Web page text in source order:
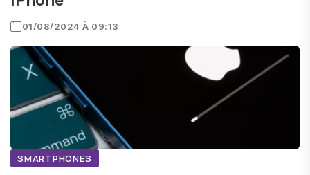
01/08/2024 À 09:13
SMARTPHONES